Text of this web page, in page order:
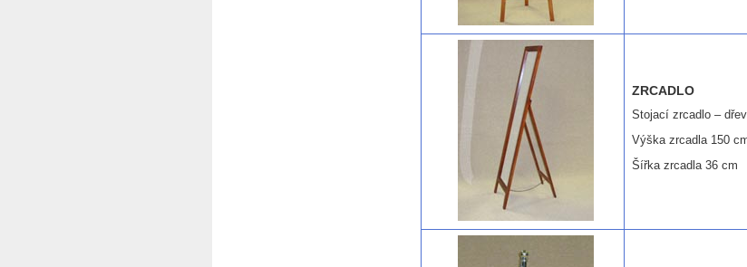
ZRCADLO
Stojací zrcadlo –
Výška zrcadla 150
Šířka zrcadla 36 cm